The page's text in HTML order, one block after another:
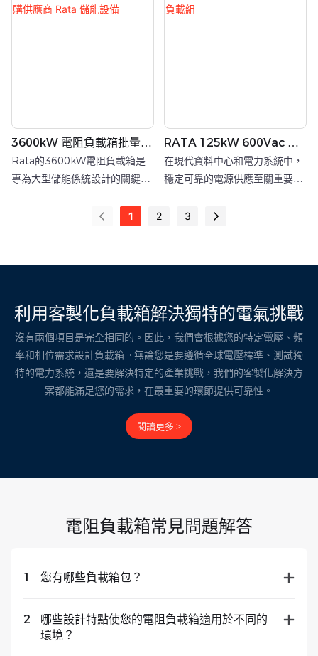
416Vac / 208Vac，支援
維護而設計。其額定電壓為
3600kW 電阻負載箱批量採
購供應商 Rata 儲能設備
Rata的3600kW電阻負載箱是
專為大型儲能係統設計的關鍵測
高達950Vac，支援50/60Hz三
度。其主要功能是在儲能係統
的儲能係統）的滿功率放電測試
期間模擬實際電氣負載，從而安
全可控地驗證系統性能。
RATA 125kW 600Vac 電
阻負載組
在現代資料中心和電力系統中，
穩定可靠的電源供應至關重要。
須使用專用設備進行全面的負載
1 2 3
利用客製化負載箱解決獨特的電氣挑戰
沒有兩個項目是完全相同的。因此，我們會根據您的特定電壓、頻
率和相位需求設計負載箱。無論您是要遵循全球電壓標準、測試獨
特的電力系統，還是要解決特定的產業挑戰，我們的客製化解決方
案都能滿足您的需求，在最重要的環節提供可靠性。
閱讀更多 >
電阻負載箱常見問題解答
1 您有哪些負載箱包？
2
哪些設計特點使您的電阻負載箱適用於不同的
環境？